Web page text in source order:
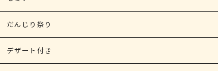
だんじり祭り
デザート付き